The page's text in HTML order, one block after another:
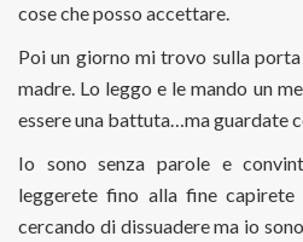
cose che posso accettare.
Poi un giorno mi trovo sulla
madre. Lo leggo e le mando un
essere una battuta…ma guardate
Io sono senza parole e
leggerete fino alla fine
cercando di dissuadere ma io